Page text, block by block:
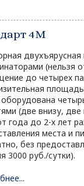
4M
(нельзя
до четырех
(две внизу, две
года до 2-х лет
места и
без
3000 руб./сутки).